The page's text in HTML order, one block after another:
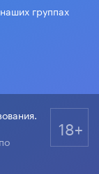
группах
18+